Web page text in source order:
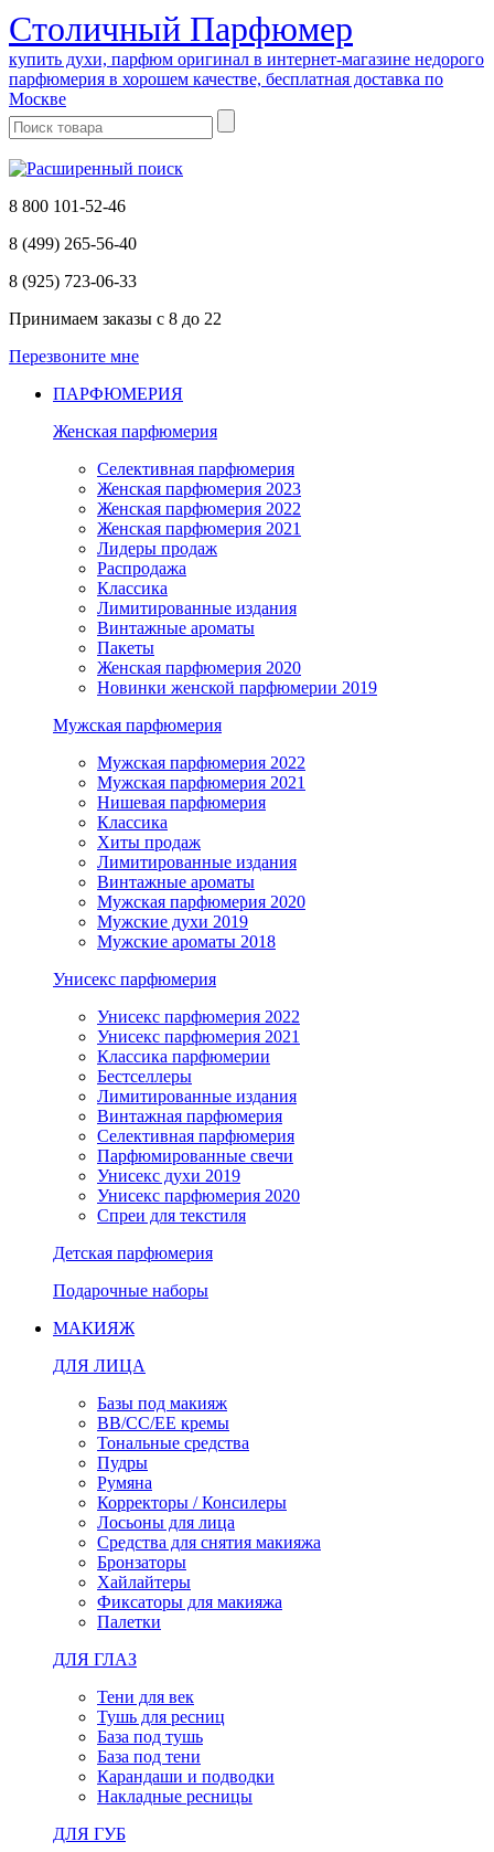
Cтоличный Парфюмер
купить духи, парфюм оригинал в интернет-магазине недорого
парфюмерия в хорошем качестве, бесплатная доставка по
Москве
8 800 101-52-46
8 (499) 265-56-40
8 (925) 723-06-33
Принимаем заказы с 8 до 22
Перезвоните мне
ПАРФЮМЕРИЯ
Женская парфюмерия
Селективная парфюмерия
Женская парфюмерия 2023
Женская парфюмерия 2022
Женская парфюмерия 2021
Лидеры продаж
Распродажа
Классика
Лимитированные издания
Винтажные ароматы
Пакеты
Женская парфюмерия 2020
Новинки женской парфюмерии 2019
Мужская парфюмерия
Мужская парфюмерия 2022
Мужская парфюмерия 2021
Нишевая парфюмерия
Классика
Хиты продаж
Лимитированные издания
Винтажные ароматы
Мужская парфюмерия 2020
Мужские духи 2019
Мужские ароматы 2018
Унисекс парфюмерия
Унисекс парфюмерия 2022
Унисекс парфюмерия 2021
Классика парфюмерии
Бестселлеры
Лимитированные издания
Винтажная парфюмерия
Селективная парфюмерия
Парфюмированные свечи
Унисекс духи 2019
Унисекс парфюмерия 2020
Спреи для текстиля
Детская парфюмерия
Подарочные наборы
МАКИЯЖ
ДЛЯ ЛИЦА
Базы под макияж
BB/CC/EE кремы
Тональные средства
Пудры
Румяна
Корректоры / Консилеры
Лосьоны для лица
Средства для снятия макияжа
Бронзаторы
Хайлайтеры
Фиксаторы для макияжа
Палетки
ДЛЯ ГЛАЗ
Тени для век
Тушь для ресниц
База под тушь
База под тени
Карандаши и подводки
Накладные ресницы
ДЛЯ ГУБ